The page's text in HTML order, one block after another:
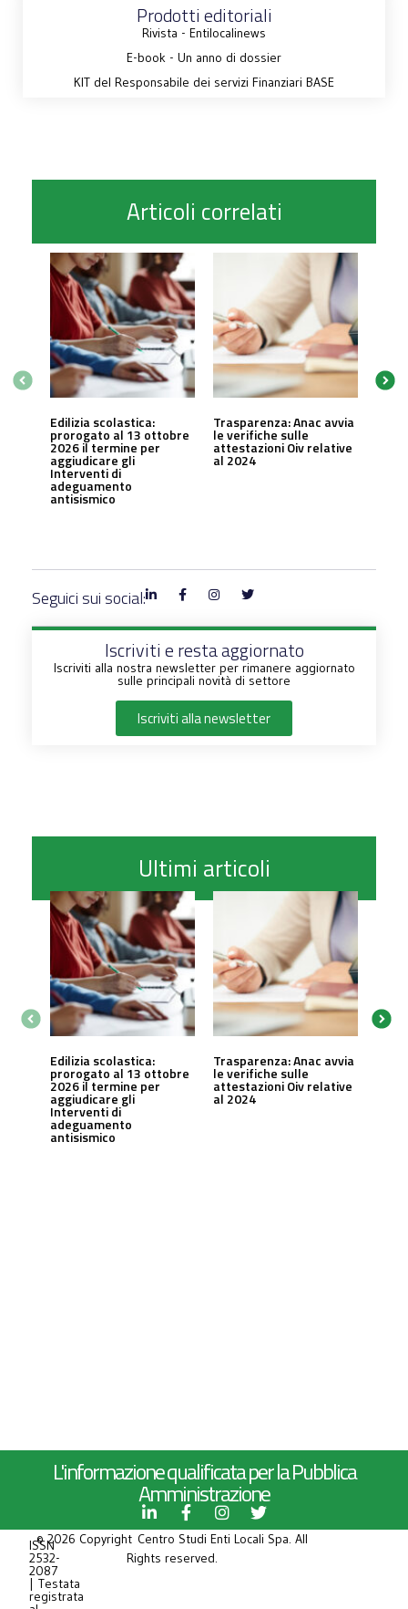
Prodotti editoriali
Rivista - Entilocalinews
E-book - Un anno di dossier
KIT del Responsabile dei servizi Finanziari BASE
Articoli correlati
Edilizia scolastica:
prorogato al 13 ottobre
2026 il termine per
aggiudicare gli
Interventi di
adeguamento
antisismico
Trasparenza: Anac avvia
le verifiche sulle
attestazioni Oiv relative
al 2024
Seguici sui social:
Iscriviti e resta aggiornato
Iscriviti alla nostra newsletter per rimanere aggiornato
sulle principali novità di settore
Iscriviti alla newsletter
Ultimi articoli
Edilizia scolastica:
prorogato al 13 ottobre
2026 il termine per
aggiudicare gli
Interventi di
adeguamento
antisismico
Trasparenza: Anac avvia
le verifiche sulle
attestazioni Oiv relative
al 2024
L'informazione qualificata per la Pubblica
Amministrazione
ISSN
2532-
2087
| Testata
registrata
© 2026 Copyright Centro Studi Enti Locali Spa. All
Rights reserved.